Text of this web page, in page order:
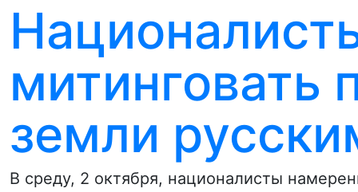
митинговать
земли
В среду, 2 октября, националисты